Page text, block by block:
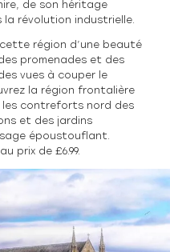
de son héritage
la révolution industrielle.
région d’une beauté
promenades et des
vues à couper le
la région frontalière
les contreforts nord des
et des jardins
époustouflant.
prix de £6.99.